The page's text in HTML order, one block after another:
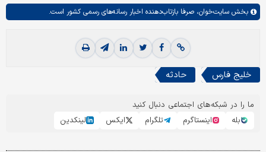
بخش سایت‌خوان، صرفا بازتاب‌دهنده اخبار رسانه‌های رسمی کشور است.
خلیج فارس حادثه
ما را در شبکه‌های اجتماعی دنبال کنید
بله
اینستاگرم تلگرام ایکس لینکدین